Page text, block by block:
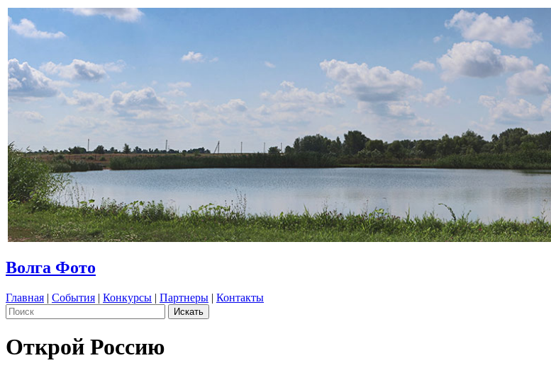
Волга Фото
Главная | События | Конкурсы | Партнеры | Контакты
Открой Россию